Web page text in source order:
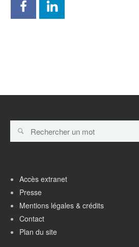
Accès extranet
Presse
Mentions légales & crédits
Contact
Plan du site